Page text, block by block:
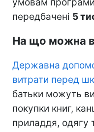
передбачені 5
На що можна
Державна
витрати перед
батьки можуть
покупки книг,
приладдя, одягу